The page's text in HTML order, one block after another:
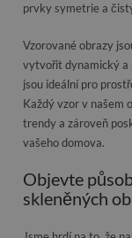
prvky symetrie a
Vzorované obrazy
vytvořit dynamický a
jsou ideální pro
Každý vzor v našem
trendy a zároveň
vašeho domova.
Objevte
skleněných